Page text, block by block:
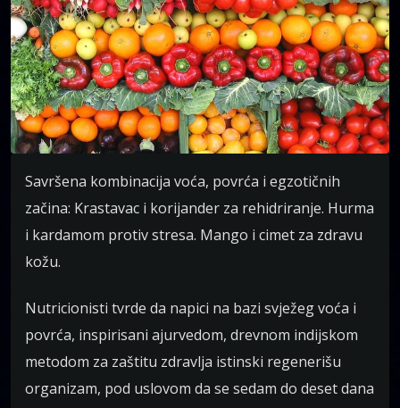
Savršena kombinacija voća, povrća i egzotičnih
začina: Krastavac i korijander za rehidriranje. Hurma
i kardamom protiv stresa. Mango i cimet za zdravu
kožu.
Nutricionisti tvrde da napici na bazi svježeg voća i
povrća, inspirisani ajurvedom, drevnom indijskom
metodom za zaštitu zdravlja istinski regenerišu
organizam, pod uslovom da se sedam do deset dana